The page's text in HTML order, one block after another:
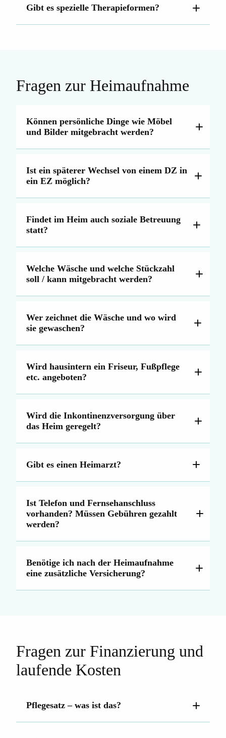
Gibt es spezielle Therapieformen?
Fragen zur Heimaufnahme
Können persönliche Dinge wie Möbel
und Bilder mitgebracht werden?
Ist ein späterer Wechsel von einem DZ in
ein EZ möglich?
Findet im Heim auch soziale Betreuung
statt?
Welche Wäsche und welche Stückzahl
soll / kann mitgebracht werden?
Wer zeichnet die Wäsche und wo wird
sie gewaschen?
Wird hausintern ein Friseur, Fußpflege
etc. angeboten?
Wird die Inkontinenzversorgung über
das Heim geregelt?
Gibt es einen Heimarzt?
Ist Telefon und Fernsehanschluss
vorhanden? Müssen Gebühren gezahlt
werden?
Benötige ich nach der Heimaufnahme
eine zusätzliche Versicherung?
Fragen zur Finanzierung und
laufende Kosten
Pflegesatz – was ist das?